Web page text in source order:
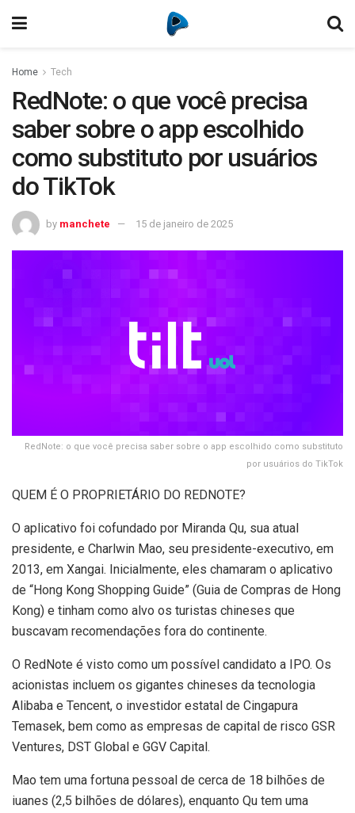
Home Tech
RedNote: o que você precisa
saber sobre o app escolhido
como substituto por usuários
do TikTok
by manchete 15 de janeiro de 2025
RedNote: o que você precisa saber sobre o app escolhido como substituto
por usuários do TikTok
QUEM É O PROPRIETÁRIO DO REDNOTE?
O aplicativo foi cofundado por Miranda Qu, sua atual
presidente, e Charlwin Mao, seu presidente-executivo, em
2013, em Xangai. Inicialmente, eles chamaram o aplicativo
de “Hong Kong Shopping Guide” (Guia de Compras de Hong
Kong) e tinham como alvo os turistas chineses que
buscavam recomendações fora do continente.
O RedNote é visto como um possível candidato a IPO. Os
acionistas incluem os gigantes chineses da tecnologia
Alibaba e Tencent, o investidor estatal de Cingapura
Temasek, bem como as empresas de capital de risco GSR
Ventures, DST Global e GGV Capital.
Mao tem uma fortuna pessoal de cerca de 18 bilhões de
iuanes (2,5 bilhões de dólares), enquanto Qu tem uma